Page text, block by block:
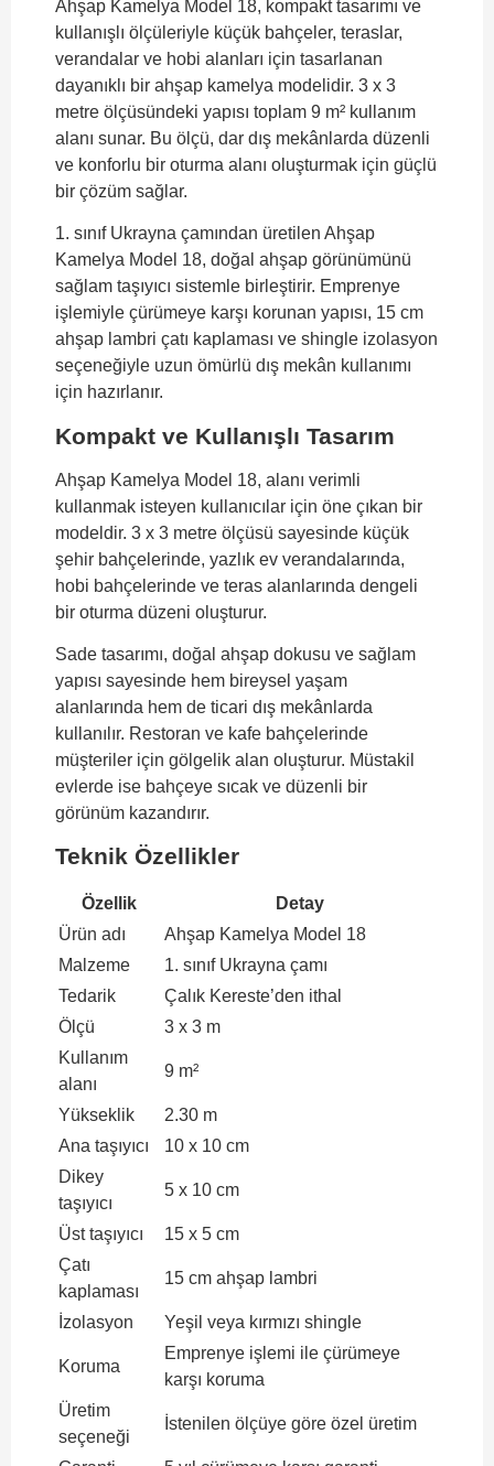
Ahşap Kamelya Model 18, kompakt tasarımı ve
kullanışlı ölçüleriyle küçük bahçeler, teraslar,
verandalar ve hobi alanları için tasarlanan
dayanıklı bir ahşap kamelya modelidir. 3 x 3
metre ölçüsündeki yapısı toplam 9 m² kullanım
alanı sunar. Bu ölçü, dar dış mekânlarda düzenli
ve konforlu bir oturma alanı oluşturmak için güçlü
bir çözüm sağlar.
1. sınıf Ukrayna çamından üretilen Ahşap
Kamelya Model 18, doğal ahşap görünümünü
sağlam taşıyıcı sistemle birleştirir. Emprenye
işlemiyle çürümeye karşı korunan yapısı, 15 cm
ahşap lambri çatı kaplaması ve shingle izolasyon
seçeneğiyle uzun ömürlü dış mekân kullanımı
için hazırlanır.
Kompakt ve Kullanışlı Tasarım
Ahşap Kamelya Model 18, alanı verimli
kullanmak isteyen kullanıcılar için öne çıkan bir
modeldir. 3 x 3 metre ölçüsü sayesinde küçük
şehir bahçelerinde, yazlık ev verandalarında,
hobi bahçelerinde ve teras alanlarında dengeli
bir oturma düzeni oluşturur.
Sade tasarımı, doğal ahşap dokusu ve sağlam
yapısı sayesinde hem bireysel yaşam
alanlarında hem de ticari dış mekânlarda
kullanılır. Restoran ve kafe bahçelerinde
müşteriler için gölgelik alan oluşturur. Müstakil
evlerde ise bahçeye sıcak ve düzenli bir
görünüm kazandırır.
Teknik Özellikler
Özellik
Detay
Ürün adı
Ahşap Kamelya Model 18
Malzeme
1. sınıf Ukrayna çamı
Tedarik
Çalık Kereste’den ithal
Ölçü
3 x 3 m
Kullanım
alanı
9 m²
Yükseklik
2.30 m
Ana taşıyıcı
10 x 10 cm
Dikey
taşıyıcı
5 x 10 cm
Üst taşıyıcı
15 x 5 cm
Çatı
kaplaması
15 cm ahşap lambri
İzolasyon Yeşil veya kırmızı shingle
Koruma
Emprenye işlemi ile çürümeye
karşı koruma
Üretim
seçeneği
İstenilen ölçüye göre özel üretim